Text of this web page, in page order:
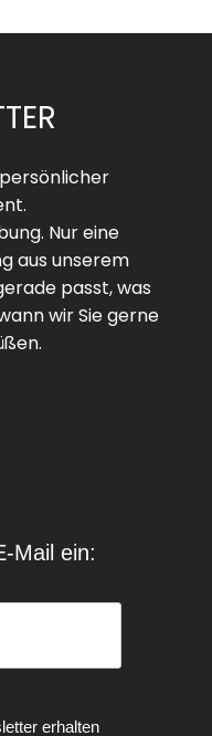
Nur eine
aus unserem
passt, was
wir Sie gerne
Mail ein:
erhalten